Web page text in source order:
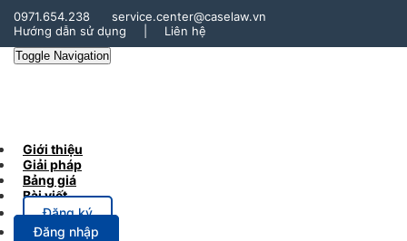
0971.654.238
service.center@caselaw.vn
Hướng dẫn sử dụng
Liên hệ
Toggle Navigation
Giới thiệu
Giải pháp
Bảng giá
Bài viết
Đăng ký
Đăng nhập